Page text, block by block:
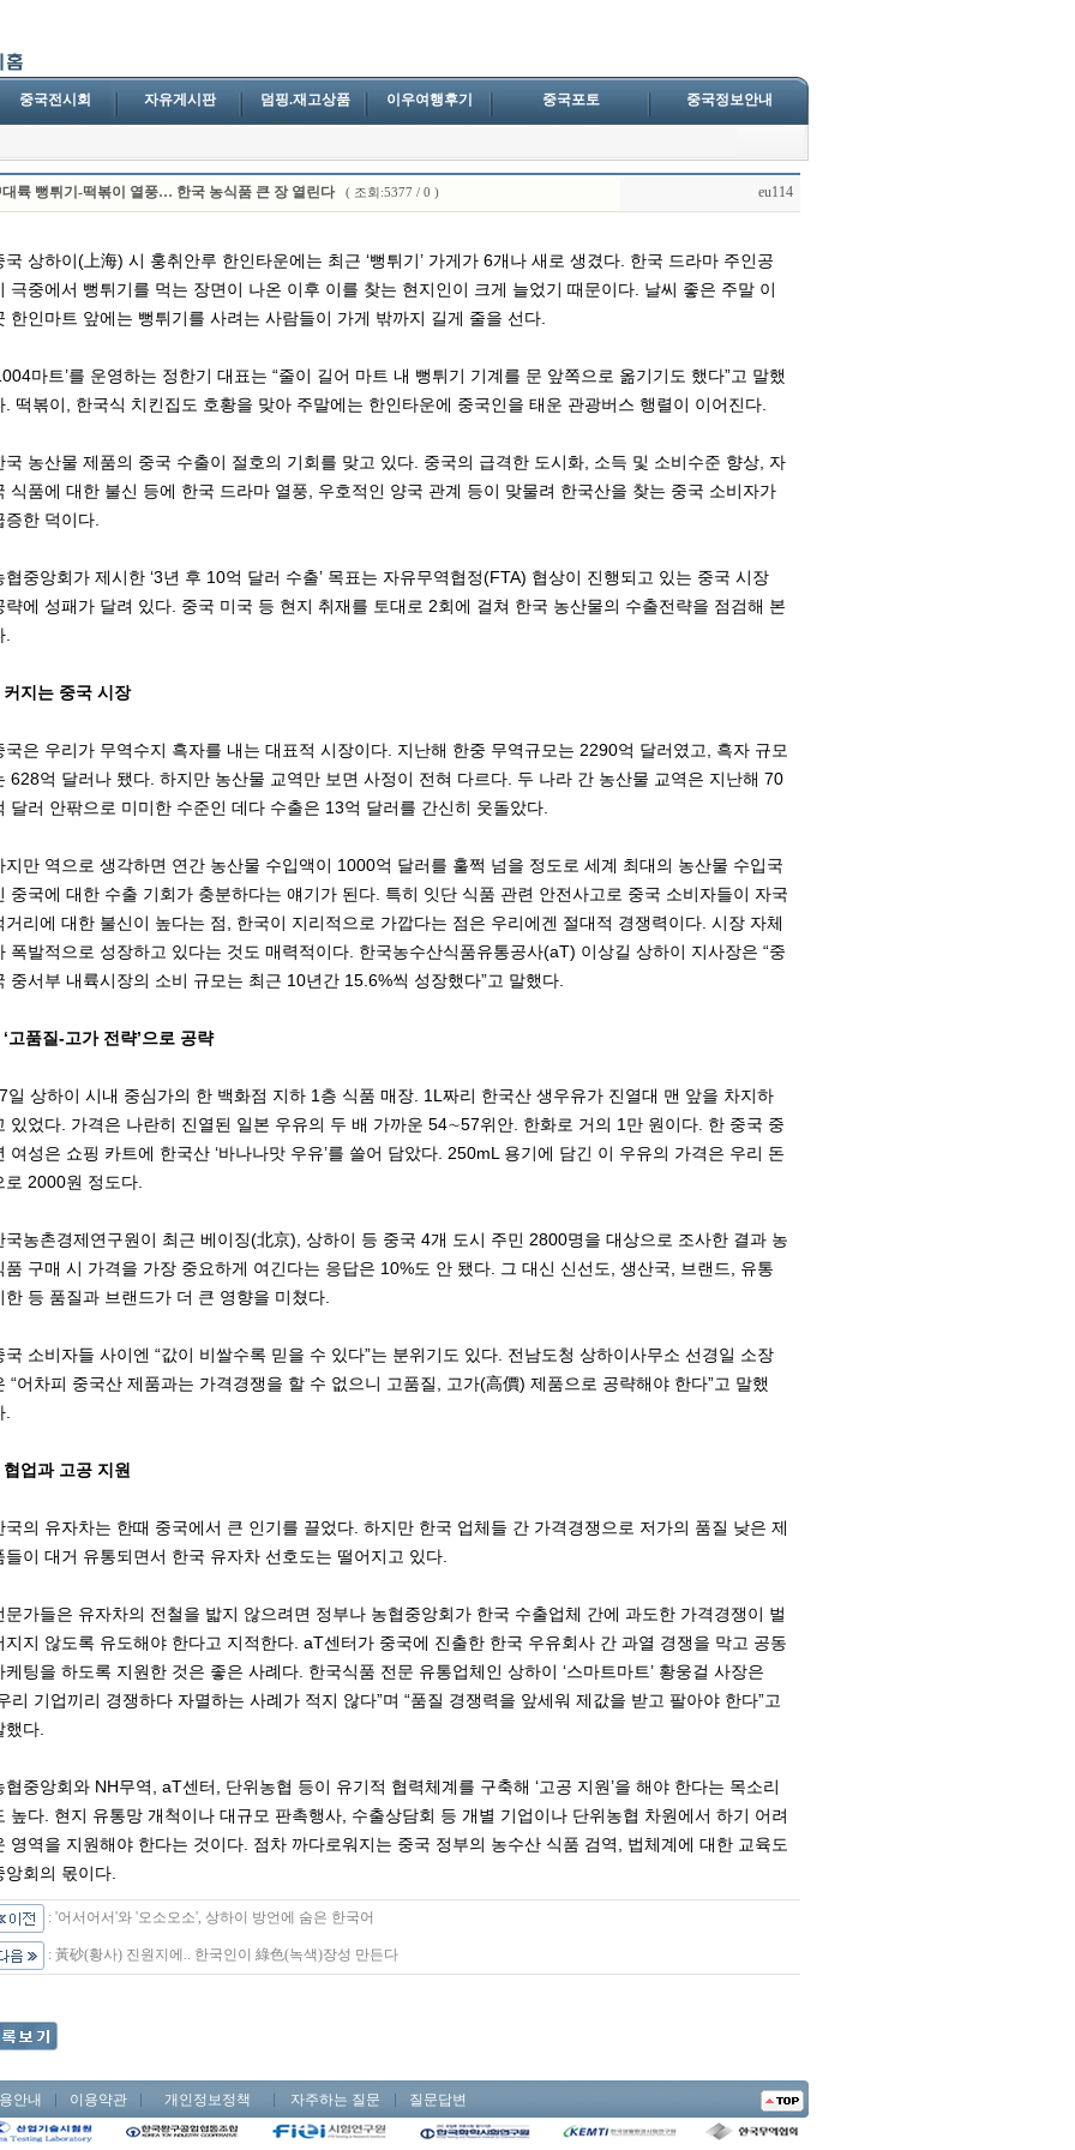
중국전시회 자유게시판 덤핑.재고상품 이우여행후기 중국포토 중국정보안내
대륙 뻥튀기-떡볶이 열풍… 한국 농식품 큰 장 열린다 ( 조회:5377 / 0 ) eu114
국 상하이(上海) 시 훙취안루 한인타운에는 최근 ‘뻥튀기’ 가게가 6개나 새로 생겼다. 한국 드라마 주인공
극중에서 뻥튀기를 먹는 장면이 나온 이후 이를 찾는 현지인이 크게 늘었기 때문이다. 날씨 좋은 주말 이
한인마트 앞에는 뻥튀기를 사려는 사람들이 가게 밖까지 길게 줄을 선다.
마트’를 운영하는 정한기 대표는 “줄이 길어 마트 내 뻥튀기 기계를 문 앞쪽으로 옮기기도 했다”고 말했
. 떡볶이, 한국식 치킨집도 호황을 맞아 주말에는 한인타운에 중국인을 태운 관광버스 행렬이 이어진다.
국 농산물 제품의 중국 수출이 절호의 기회를 맞고 있다. 중국의 급격한 도시화, 소득 및 소비수준 향상, 자
식품에 대한 불신 등에 한국 드라마 열풍, 우호적인 양국 관계 등이 맞물려 한국산을 찾는 중국 소비자가
증한 덕이다.
협중앙회가 제시한 ‘3년 후 10억 달러 수출’ 목표는 자유무역협정(FTA) 협상이 진행되고 있는 중국 시장
략에 성패가 달려 있다. 중국 미국 등 현지 취재를 토대로 2회에 걸쳐 한국 농산물의 수출전략을 점검해 본
커지는 중국 시장
국은 우리가 무역수지 흑자를 내는 대표적 시장이다. 지난해 한중 무역규모는 2290억 달러였고, 흑자 규모
628억 달러나 됐다. 하지만 농산물 교역만 보면 사정이 전혀 다르다. 두 나라 간 농산물 교역은 지난해 70
달러 안팎으로 미미한 수준인 데다 수출은 13억 달러를 간신히 웃돌았다.
지만 역으로 생각하면 연간 농산물 수입액이 1000억 달러를 훌쩍 넘을 정도로 세계 최대의 농산물 수입국
중국에 대한 수출 기회가 충분하다는 얘기가 된다. 특히 잇단 식품 관련 안전사고로 중국 소비자들이 자국
거리에 대한 불신이 높다는 점, 한국이 지리적으로 가깝다는 점은 우리에겐 절대적 경쟁력이다. 시장 자체
폭발적으로 성장하고 있다는 것도 매력적이다. 한국농수산식품유통공사(aT) 이상길 상하이 지사장은 “중
중서부 내륙시장의 소비 규모는 최근 10년간 15.6%씩 성장했다”고 말했다.
고품질-고가 전략’으로 공략
일 상하이 시내 중심가의 한 백화점 지하 1층 식품 매장. 1L짜리 한국산 생우유가 진열대 맨 앞을 차지하
있었다. 가격은 나란히 진열된 일본 우유의 두 배 가까운 54∼57위안. 한화로 거의 1만 원이다. 한 중국 중
여성은 쇼핑 카트에 한국산 ‘바나나맛 우유’를 쓸어 담았다. 250mL 용기에 담긴 이 우유의 가격은 우리 돈
로 2000원 정도다.
국농촌경제연구원이 최근 베이징(北京), 상하이 등 중국 4개 도시 주민 2800명을 대상으로 조사한 결과 농
품 구매 시 가격을 가장 중요하게 여긴다는 응답은 10%도 안 됐다. 그 대신 신선도, 생산국, 브랜드, 유통
한 등 품질과 브랜드가 더 큰 영향을 미쳤다.
국 소비자들 사이엔 “값이 비쌀수록 믿을 수 있다”는 분위기도 있다. 전남도청 상하이사무소 선경일 소장
“어차피 중국산 제품과는 가격경쟁을 할 수 없으니 고품질, 고가(高價) 제품으로 공략해야 한다”고 말했
업과 고공 지원
국의 유자차는 한때 중국에서 큰 인기를 끌었다. 하지만 한국 업체들 간 가격경쟁으로 저가의 품질 낮은 제
들이 대거 유통되면서 한국 유자차 선호도는 떨어지고 있다.
문가들은 유자차의 전철을 밟지 않으려면 정부나 농협중앙회가 한국 수출업체 간에 과도한 가격경쟁이 벌
지지 않도록 유도해야 한다고 지적한다. aT센터가 중국에 진출한 한국 우유회사 간 과열 경쟁을 막고 공동
케팅을 하도록 지원한 것은 좋은 사례다. 한국식품 전문 유통업체인 상하이 ‘스마트마트’ 황웅걸 사장은
리 기업끼리 경쟁하다 자멸하는 사례가 적지 않다”며 “품질 경쟁력을 앞세워 제값을 받고 팔아야 한다”고
했다.
협중앙회와 NH무역, aT센터, 단위농협 등이 유기적 협력체계를 구축해 ‘고공 지원’을 해야 한다는 목소리
높다. 현지 유통망 개척이나 대규모 판촉행사, 수출상담회 등 개별 기업이나 단위농협 차원에서 하기 어려
영역을 지원해야 한다는 것이다. 점차 까다로워지는 중국 정부의 농수산 식품 검역, 법체계에 대한 교육도
앙회의 몫이다.
: '어서어서'와 '오소오소', 상하이 방언에 숨은 한국어
: 黃砂(황사) 진원지에.. 한국인이 綠色(녹색)장성 만든다
안내 이용약관 개인정보정책 자주하는 질문 질문답변